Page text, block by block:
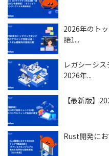
2026年のト
語1...
レガシーシ
2026年...
【最新版】
Rust開発に